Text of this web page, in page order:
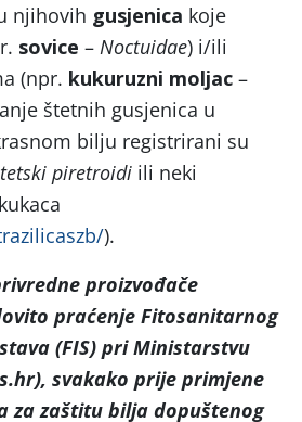
njihovih gusjenica koje
sovice – Noctuidae) i/ili
(npr. kukuruzni moljac –
štetnih gusjenica u
bilju registrirani su
piretroidi ili neki
).
proizvođače
praćenje Fitosanitarnog
(FIS) pri Ministarstvu
svakako prije primjene
za zaštitu bilja dopuštenog